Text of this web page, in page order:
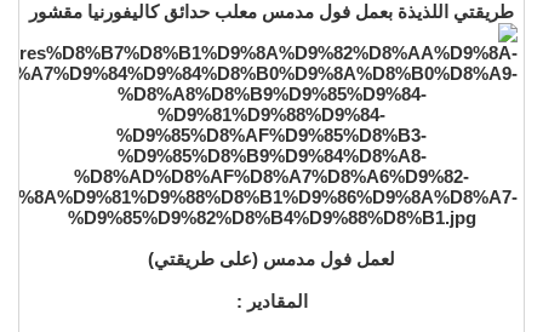
طريقتي اللذيذة بعمل فول مدمس معلب حدائق كاليفورنيا مقشور
لعمل فول مدمس (على طريقتي)
المقادير :